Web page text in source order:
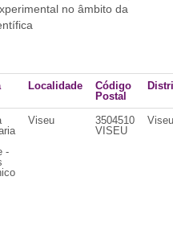
no âmbito da
Localidade
Código
Postal
-
Viseu
3504510
VISEU
Viseu